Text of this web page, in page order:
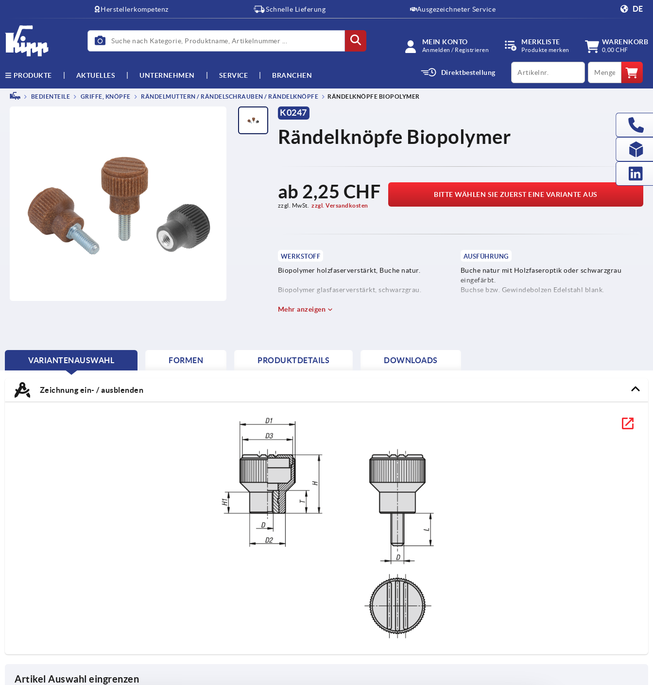
Herstellerkompetenz Schnelle Lieferung Ausgezeichneter Service DE
MEIN KONTO
Anmelden / Registrieren
MERKLISTE
Produkte merken
WARENKORB
0,00 CHF
PRODUKTE AKTUELLES UNTERNEHMEN SERVICE BRANCHEN Direktbestellung
productCode qty
BEDIENTEILE GRIFFE, KNÖPFE RÄNDELMUTTERN / RÄNDELSCHRAUBEN / RÄNDELKNÖPFE RÄNDELKNÖPFE BIOPOLYMER
K0247
Rändelknöpfe Biopolymer
ab 2,25 CHF
zzgl. MwSt. zzgl. Versandkosten
BITTE WÄHLEN SIE ZUERST EINE VARIANTE AUS
WERKSTOFF
Biopolymer holzfaserverstärkt, Buche natur.
Biopolymer glasfaserverstärkt, schwarzgrau.
Buchse bzw. Gewindebolzen aus Edelstahl 1.4305.
AUSFÜHRUNG
Buche natur mit Holzfaseroptik oder schwarzgrau
eingefärbt.
Buchse bzw. Gewindebolzen Edelstahl blank.
Mehr anzeigen
VARIANTENAUSWAHL
CURRENT
FORMEN PRODUKTDETAILS DOWNLOADS
Zeichnung ein- / ausblenden
Artikel Auswahl eingrenzen